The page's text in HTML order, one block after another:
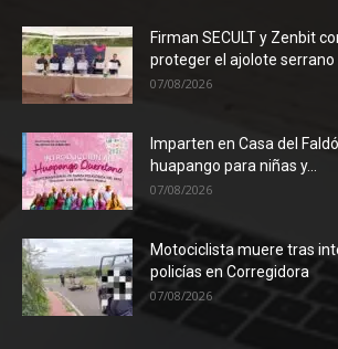
Firman SECULT y Zenbit
proteger el ajolote serrano
07/08/2026
Imparten en Casa del
huapango para niñas y...
07/08/2026
Motociclista muere tras
policías en Corregidora
07/08/2026